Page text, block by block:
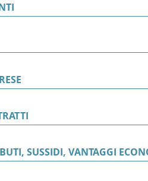
SUSSIDI, VANTAGGI